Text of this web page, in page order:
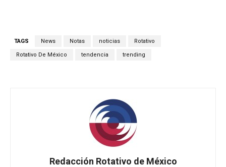
TAGS News Notas noticias Rotativo
Rotativo De México tendencia trending
Redacción Rotativo de México